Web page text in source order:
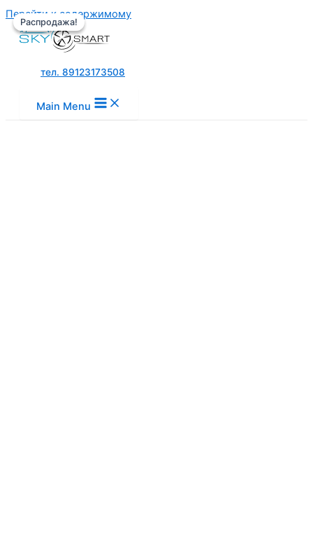
Перейти к содержимому
тел. 89123173508
Main Menu
Распродажа!
Распродажа!